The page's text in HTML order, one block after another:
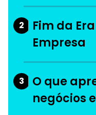
2
Fim da
Empresa
3
O que
negócios